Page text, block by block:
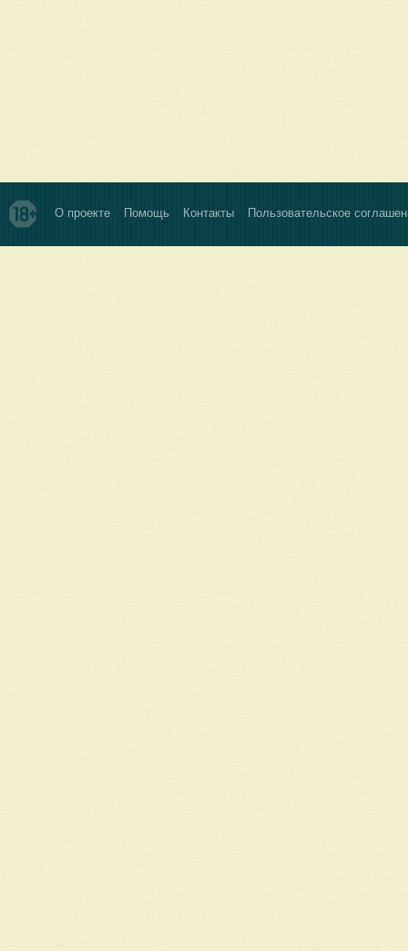
О проекте Помощь Контакты Пользовательское